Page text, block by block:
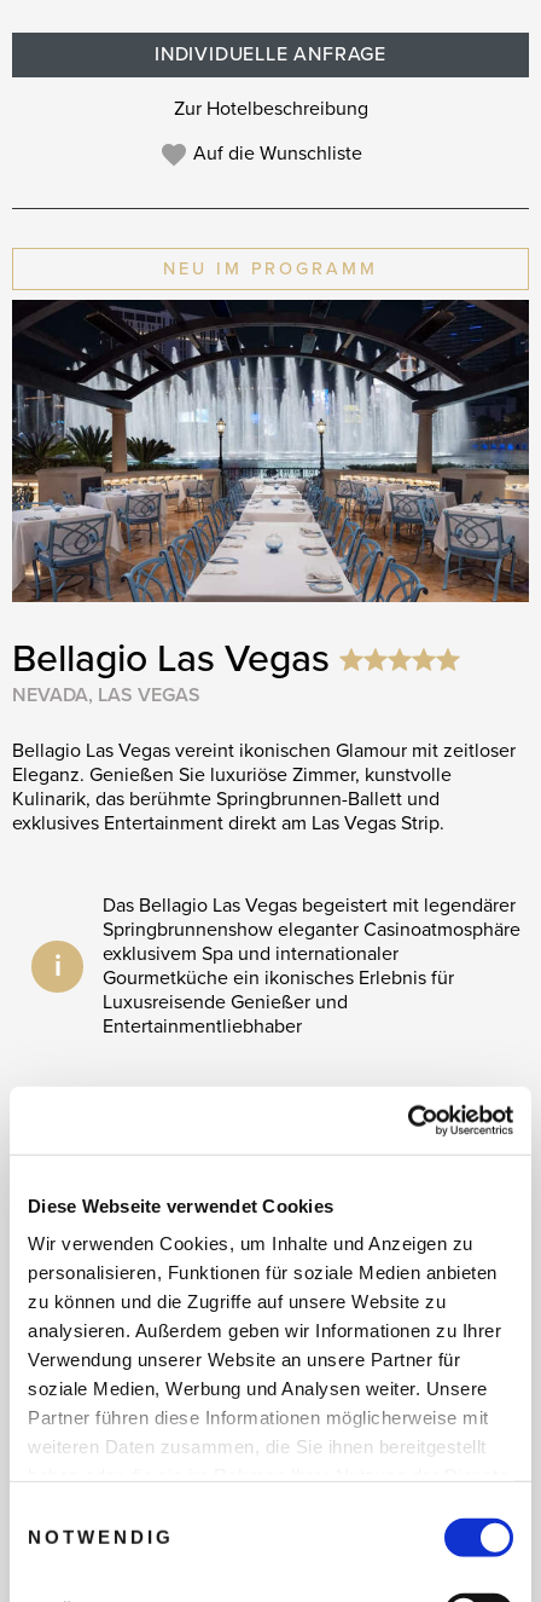
Diese Webseite verwendet Cookies
Wir verwenden Cookies, um Inhalte und Anzeigen zu
personalisieren, Funktionen für soziale Medien anbieten
zu können und die Zugriffe auf unsere Website zu
analysieren. Außerdem geben wir Informationen zu Ihrer
Verwendung unserer Website an unsere Partner für
soziale Medien, Werbung und Analysen weiter. Unsere
Partner führen diese Informationen möglicherweise mit
weiteren Daten zusammen, die Sie ihnen bereitgestellt
NOTWENDIG
INDIVIDUELLE ANFRAGE
Zur Hotelbeschreibung
Auf die Wunschliste
NEU IM PROGRAMM
Bellagio Las Vegas
NEVADA, LAS VEGAS
Bellagio Las Vegas vereint ikonischen Glamour mit zeitloser
Eleganz. Genießen Sie luxuriöse Zimmer, kunstvolle
Kulinarik, das berühmte Springbrunnen-Ballett und
exklusives Entertainment direkt am Las Vegas Strip.
i
Das Bellagio Las Vegas begeistert mit legendärer
Springbrunnenshow eleganter Casinoatmosphäre
exklusivem Spa und internationaler
Gourmetküche ein ikonisches Erlebnis für
Luxusreisende Genießer und
Entertainmentliebhaber
Auf die Wunschliste
LUXURY DREAMS EMPFEHLUNG